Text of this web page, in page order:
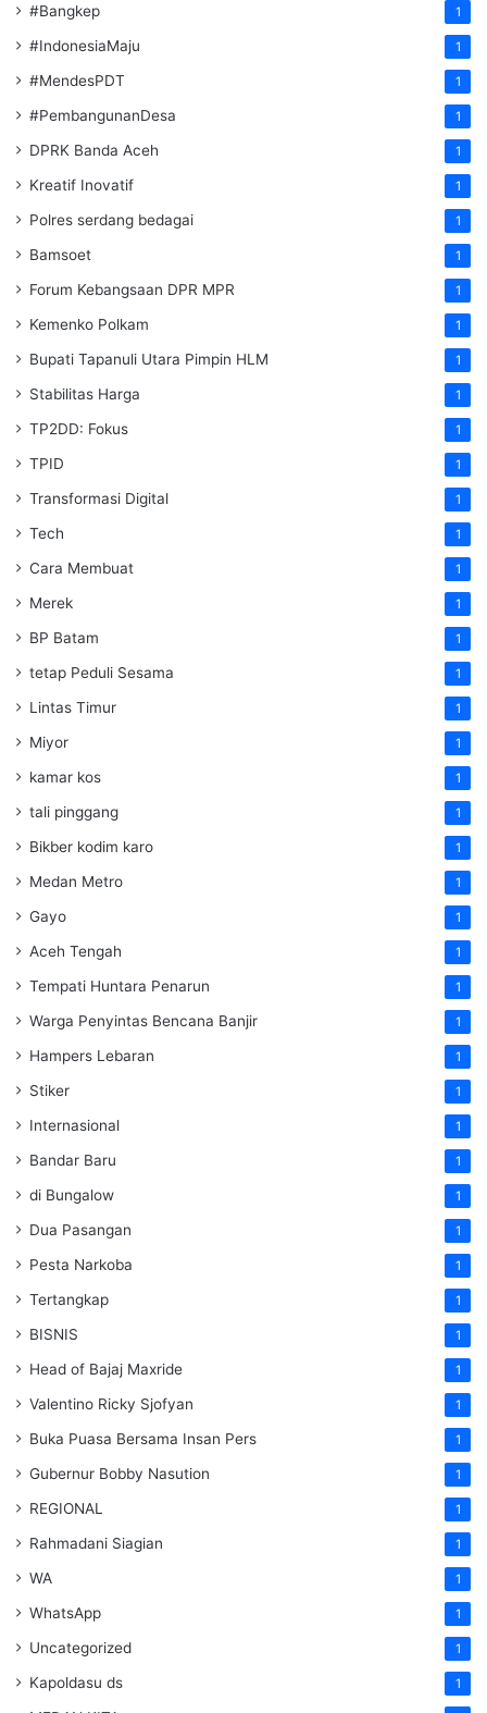
#Bangkep 1
#IndonesiaMaju 1
#MendesPDT 1
#PembangunanDesa 1
DPRK Banda Aceh 1
Kreatif Inovatif 1
Polres serdang bedagai 1
Bamsoet 1
Forum Kebangsaan DPR MPR 1
Kemenko Polkam 1
‎Bupati Tapanuli Utara Pimpin HLM 1
Stabilitas Harga 1
TP2DD: Fokus 1
TPID 1
Transformasi Digital 1
Tech 1
Cara Membuat 1
Merek 1
BP Batam 1
tetap Peduli Sesama 1
Lintas Timur 1
Miyor 1
kamar kos 1
tali pinggang 1
Bikber kodim karo 1
Medan Metro 1
Gayo 1
Aceh Tengah 1
Tempati Huntara Penarun 1
Warga Penyintas Bencana Banjir 1
Hampers Lebaran 1
Stiker 1
Internasional 1
Bandar Baru 1
di Bungalow 1
Dua Pasangan 1
Pesta Narkoba 1
Tertangkap 1
BISNIS 1
Head of Bajaj Maxride 1
Valentino Ricky Sjofyan 1
Buka Puasa Bersama Insan Pers 1
Gubernur Bobby Nasution 1
REGIONAL 1
Rahmadani Siagian 1
WA 1
WhatsApp 1
Uncategorized 1
Kapoldasu ds 1